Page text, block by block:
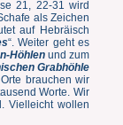
21, 22-31 wird
als Zeichen
auf Hebräisch
“. Weiter geht es
Höhlenund zum
Grabhöhle
brauchen wir
Worte. Wir
Vielleicht wollen